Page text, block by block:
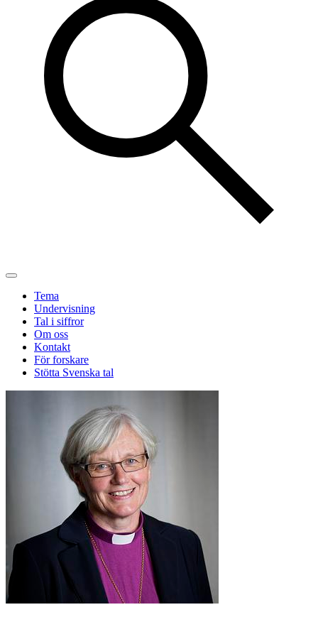
Tema
Undervisning
Tal i siffror
Om oss
Kontakt
För forskare
Stötta Svenska tal